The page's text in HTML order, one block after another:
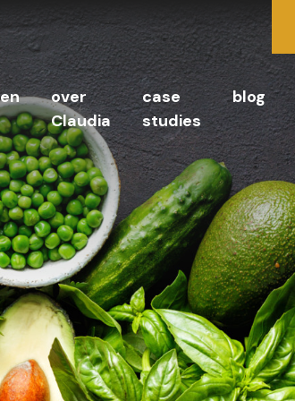
over
Claudia
case
studies
blog